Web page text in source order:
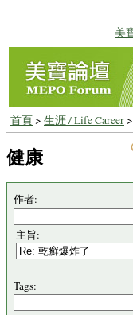
美
首頁> 生涯 / Life Career>
健康
作者:
主旨:
Tags: